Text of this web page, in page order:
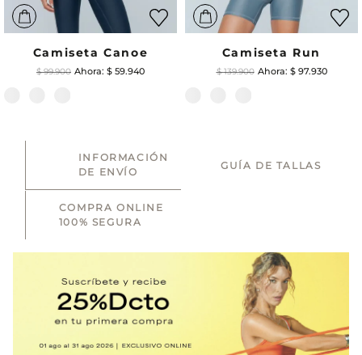
Camiseta Canoe
$ 99.900 $ 59.940
Camiseta Run
$ 139.900 $ 97.930
INFORMACIÓN
DE ENVÍO
GUÍA DE TALLAS
COMPRA ONLINE
100% SEGURA